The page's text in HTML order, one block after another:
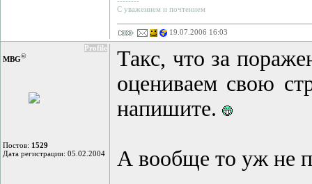
С уважением и почтением
19.07.2006 16:03
Profile
MBG©
Постов: 1529
Дата регистрации: 05.02.2004
Такс, что за
оцениваем свою
напишите.
А вообще то уж не